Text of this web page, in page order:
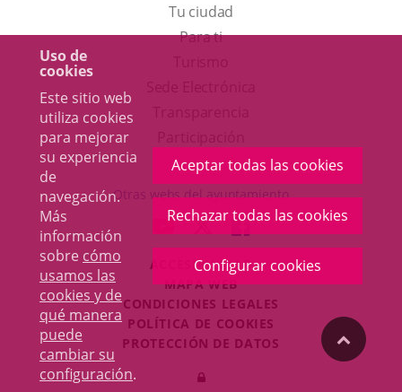
Uso de
cookies
Este sitio web
utiliza cookies
para mejorar
su experiencia
de
navegación.
Más
información
sobre cómo
usamos las
cookies y de
qué manera
puede
cambiar su
configuración.
Aceptar todas las cookies
Rechazar todas las cookies
Configurar cookies
Tu ciudad
Para ti
en
una
ventana
nueva.
aplicación
externa.
Otras webs del ayuntamiento
ENLACE
A
UNA
APLICACIÓN
EXTERNA.
ENLACE
A
UNA
APLICACIÓN
EXTERNA.
ENLACE
A
UNA
EXTERNA.
ACCESIBILIDAD
MAPA WEB
CONDICIONES LEGALES
POLÍTICA DE COOKIES
PROTECCIÓN DE DATOS
Iniciar
"Volver